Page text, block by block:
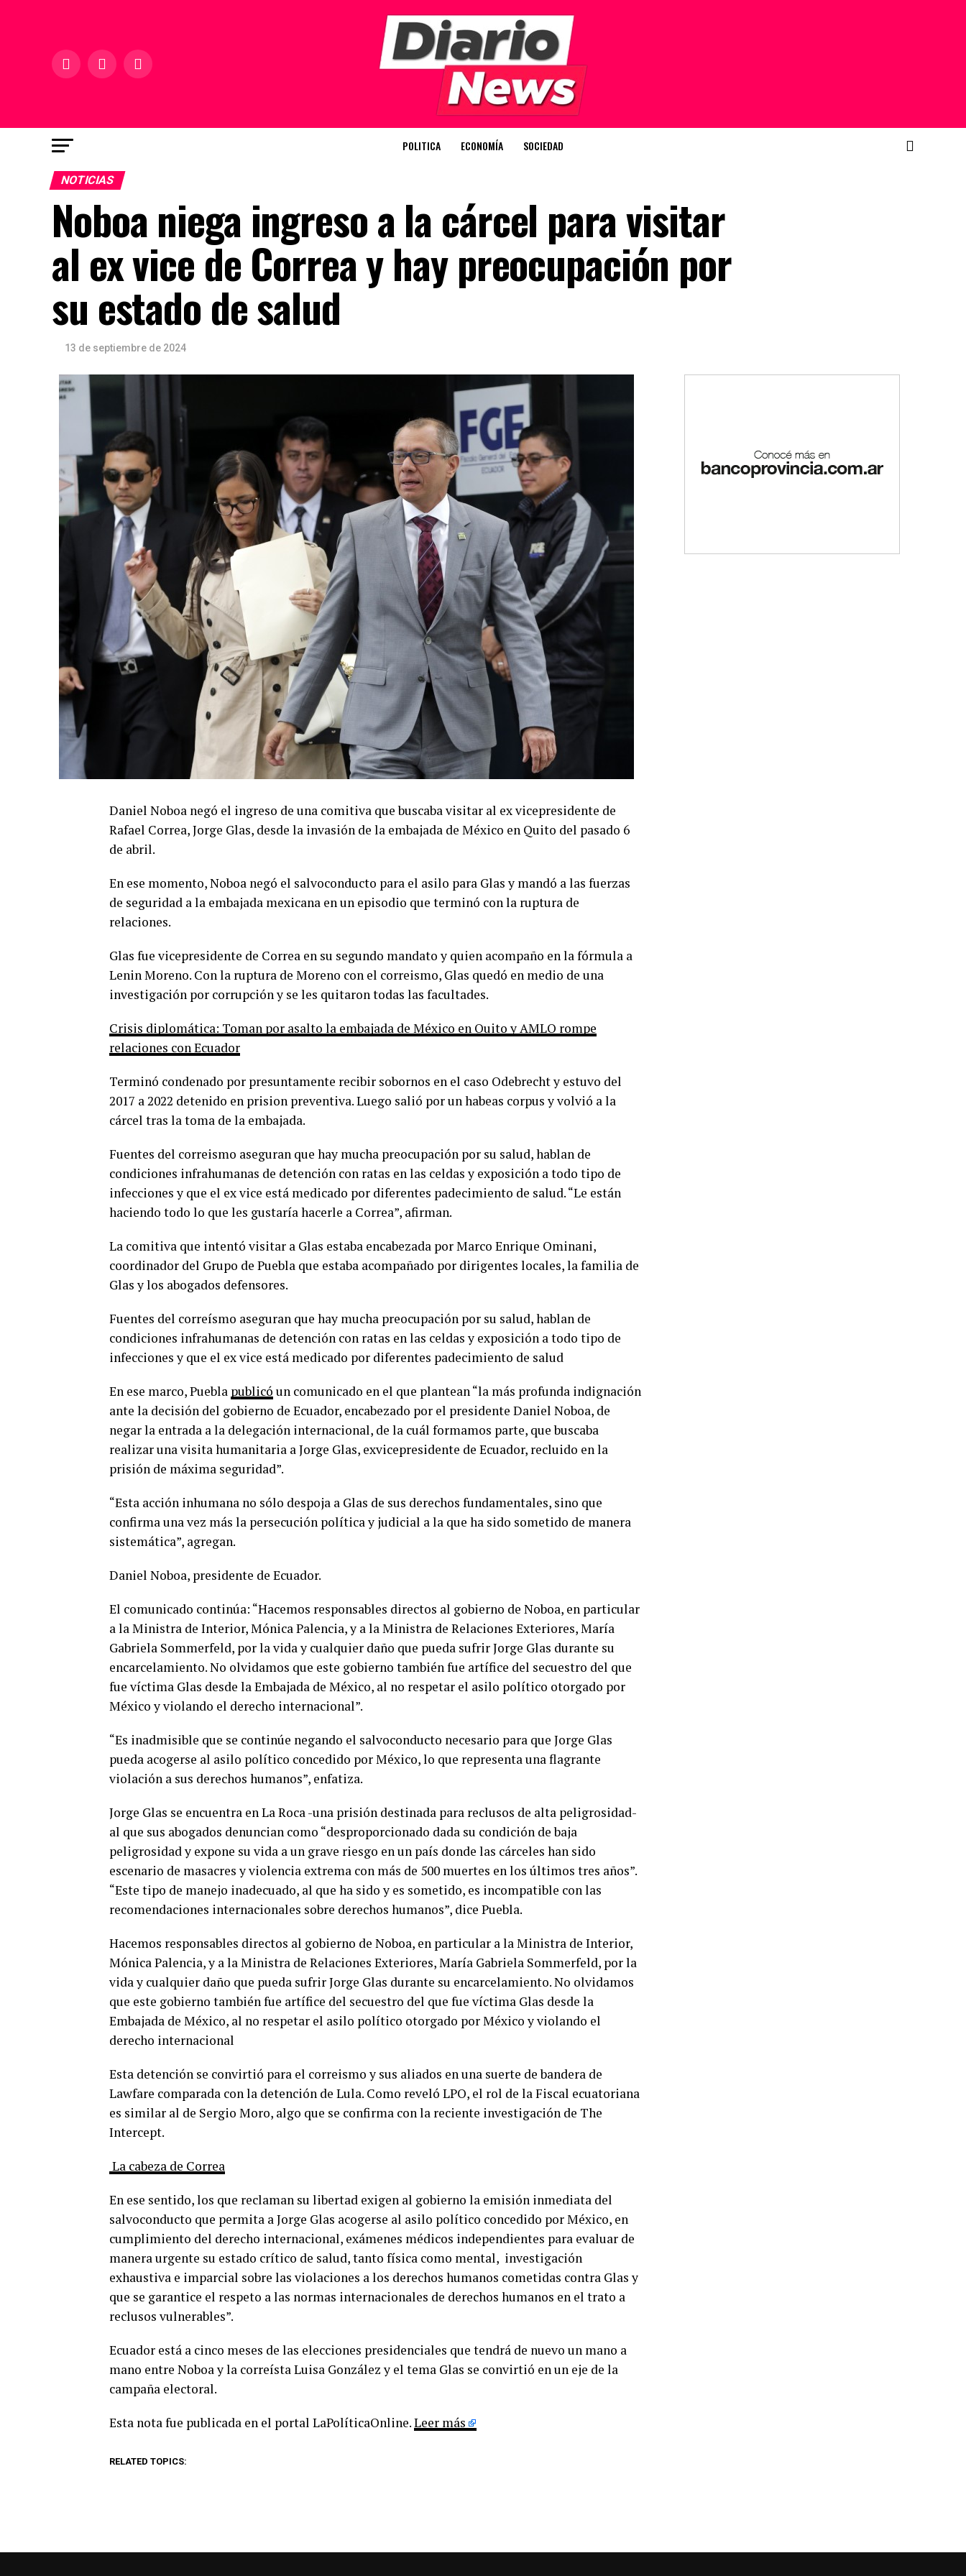
POLITICA ECONOMÍA SOCIEDAD
NOTICIAS
Noboa niega ingreso a la cárcel para visitar
al ex vice de Correa y hay preocupación por
su estado de salud
13 de septiembre de 2024
Daniel Noboa negó el ingreso de una comitiva que buscaba visitar al ex vicepresidente de
Rafael Correa, Jorge Glas, desde la invasión de la embajada de México en Quito del pasado 6
de abril.
En ese momento, Noboa negó el salvoconducto para el asilo para Glas y mandó a las fuerzas
de seguridad a la embajada mexicana en un episodio que terminó con la ruptura de
relaciones.
Glas fue vicepresidente de Correa en su segundo mandato y quien acompaño en la fórmula a
Lenin Moreno. Con la ruptura de Moreno con el correismo, Glas quedó en medio de una
investigación por corrupción y se les quitaron todas las facultades.
Crisis diplomática: Toman por asalto la embajada de México en Quito y AMLO rompe
relaciones con Ecuador
Terminó condenado por presuntamente recibir sobornos en el caso Odebrecht y estuvo del
2017 a 2022 detenido en prision preventiva. Luego salió por un habeas corpus y volvió a la
cárcel tras la toma de la embajada.
Fuentes del correismo aseguran que hay mucha preocupación por su salud, hablan de
condiciones infrahumanas de detención con ratas en las celdas y exposición a todo tipo de
infecciones y que el ex vice está medicado por diferentes padecimiento de salud. “Le están
haciendo todo lo que les gustaría hacerle a Correa”, afirman.
La comitiva que intentó visitar a Glas estaba encabezada por Marco Enrique Ominani,
coordinador del Grupo de Puebla que estaba acompañado por dirigentes locales, la familia de
Glas y los abogados defensores.
Fuentes del correísmo aseguran que hay mucha preocupación por su salud, hablan de
condiciones infrahumanas de detención con ratas en las celdas y exposición a todo tipo de
infecciones y que el ex vice está medicado por diferentes padecimiento de salud
En ese marco, Puebla publicó un comunicado en el que plantean “la más profunda indignación
ante la decisión del gobierno de Ecuador, encabezado por el presidente Daniel Noboa, de
negar la entrada a la delegación internacional, de la cuál formamos parte, que buscaba
realizar una visita humanitaria a Jorge Glas, exvicepresidente de Ecuador, recluido en la
prisión de máxima seguridad”.
“Esta acción inhumana no sólo despoja a Glas de sus derechos fundamentales, sino que
confirma una vez más la persecución política y judicial a la que ha sido sometido de manera
sistemática”, agregan.
Daniel Noboa, presidente de Ecuador.
El comunicado continúa: “Hacemos responsables directos al gobierno de Noboa, en particular
a la Ministra de Interior, Mónica Palencia, y a la Ministra de Relaciones Exteriores, María
Gabriela Sommerfeld, por la vida y cualquier daño que pueda sufrir Jorge Glas durante su
encarcelamiento. No olvidamos que este gobierno también fue artífice del secuestro del que
fue víctima Glas desde la Embajada de México, al no respetar el asilo político otorgado por
México y violando el derecho internacional”.
“Es inadmisible que se continúe negando el salvoconducto necesario para que Jorge Glas
pueda acogerse al asilo político concedido por México, lo que representa una flagrante
violación a sus derechos humanos”, enfatiza.
Jorge Glas se encuentra en La Roca -una prisión destinada para reclusos de alta peligrosidad-
al que sus abogados denuncian como “desproporcionado dada su condición de baja
peligrosidad y expone su vida a un grave riesgo en un país donde las cárceles han sido
escenario de masacres y violencia extrema con más de 500 muertes en los últimos tres años”.
“Este tipo de manejo inadecuado, al que ha sido y es sometido, es incompatible con las
recomendaciones internacionales sobre derechos humanos”, dice Puebla.
Hacemos responsables directos al gobierno de Noboa, en particular a la Ministra de Interior,
Mónica Palencia, y a la Ministra de Relaciones Exteriores, María Gabriela Sommerfeld, por la
vida y cualquier daño que pueda sufrir Jorge Glas durante su encarcelamiento. No olvidamos
que este gobierno también fue artífice del secuestro del que fue víctima Glas desde la
Embajada de México, al no respetar el asilo político otorgado por México y violando el
derecho internacional
Esta detención se convirtió para el correismo y sus aliados en una suerte de bandera de
Lawfare comparada con la detención de Lula. Como reveló LPO, el rol de la Fiscal ecuatoriana
es similar al de Sergio Moro, algo que se confirma con la reciente investigación de The
Intercept.
La cabeza de Correa
En ese sentido, los que reclaman su libertad exigen al gobierno la emisión inmediata del
salvoconducto que permita a Jorge Glas acogerse al asilo político concedido por México, en
cumplimiento del derecho internacional, exámenes médicos independientes para evaluar de
manera urgente su estado crítico de salud, tanto física como mental, investigación
exhaustiva e imparcial sobre las violaciones a los derechos humanos cometidas contra Glas y
que se garantice el respeto a las normas internacionales de derechos humanos en el trato a
reclusos vulnerables”.
Ecuador está a cinco meses de las elecciones presidenciales que tendrá de nuevo un mano a
mano entre Noboa y la correísta Luisa González y el tema Glas se convirtió en un eje de la
campaña electoral.
Esta nota fue publicada en el portal LaPolíticaOnline.Leer más
RELATED TOPICS: